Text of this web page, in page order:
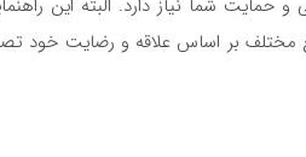
حمایت شما نیاز دارد. البته این
مختلف بر اساس علاقه و رضایت خود